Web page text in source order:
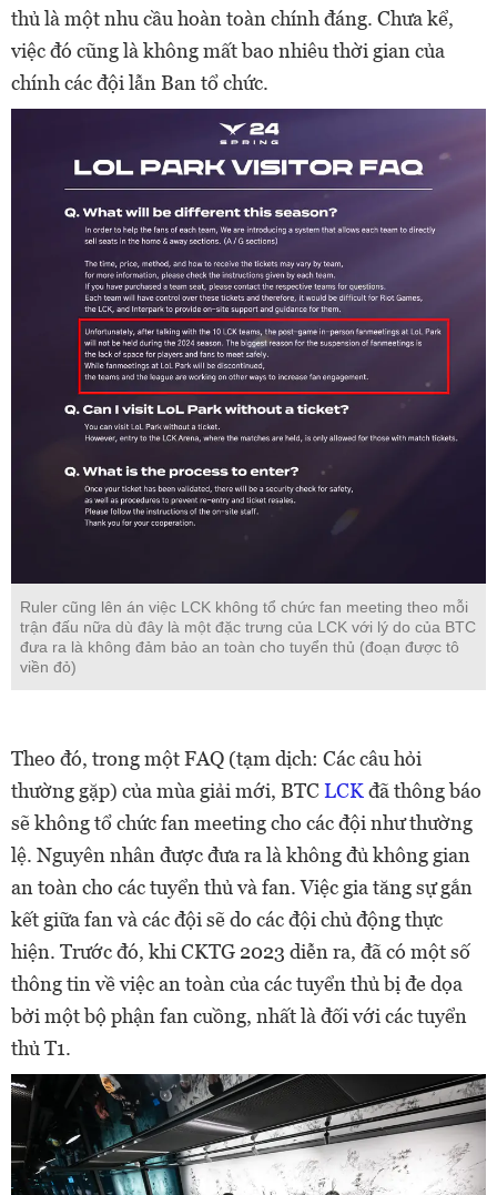
thủ là một nhu cầu hoàn toàn chính đáng. Chưa kể,
việc đó cũng là không mất bao nhiêu thời gian của
chính các đội lẫn Ban tổ chức.
Ruler cũng lên án việc LCK không tổ chức fan meeting theo mỗi
trận đấu nữa dù đây là một đặc trưng của LCK với lý do của BTC
đưa ra là không đảm bảo an toàn cho tuyển thủ (đoạn được tô
viền đỏ)
Theo đó, trong một FAQ (tạm dịch: Các câu hỏi
thường gặp) của mùa giải mới, BTCLCKđã thông báo
sẽ không tổ chức fan meeting cho các đội như thường
lệ. Nguyên nhân được đưa ra là không đủ không gian
an toàn cho các tuyển thủ và fan. Việc gia tăng sự gắn
kết giữa fan và các đội sẽ do các đội chủ động thực
hiện. Trước đó, khi CKTG 2023 diễn ra, đã có một số
thông tin về việc an toàn của các tuyển thủ bị đe dọa
bởi một bộ phận fan cuồng, nhất là đối với các tuyển
thủ T1.